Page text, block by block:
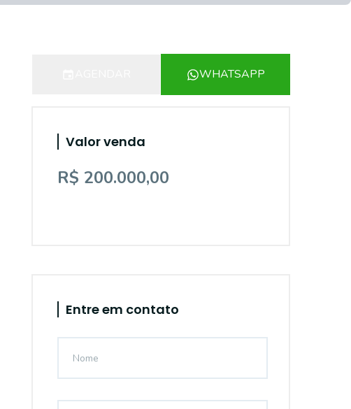
WHATSAPP
Valor venda
R$ 200.000,00
Entre em contato